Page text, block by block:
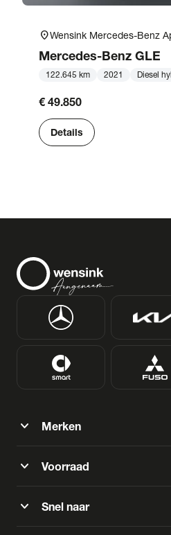
location_onWensink Mercedes-Benz
Mercedes-Benz GLE
122.645 km 2021 Diesel
€ 49.850
Details
expand_more Merken
expand_more Voorraad
expand_more Snel naar